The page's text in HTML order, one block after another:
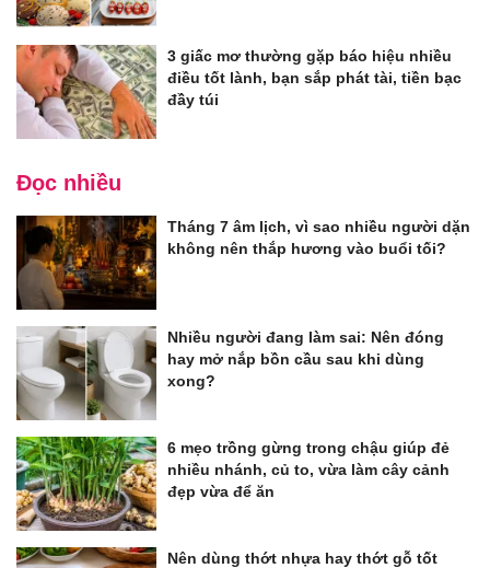
3 giấc mơ thường gặp báo hiệu nhiều
điều tốt lành, bạn sắp phát tài, tiền bạc
đầy túi
Đọc nhiều
Tháng 7 âm lịch, vì sao nhiều người dặn
không nên thắp hương vào buổi tối?
Nhiều người đang làm sai: Nên đóng
hay mở nắp bồn cầu sau khi dùng
xong?
6 mẹo trồng gừng trong chậu giúp đẻ
nhiều nhánh, củ to, vừa làm cây cảnh
đẹp vừa để ăn
Nên dùng thớt nhựa hay thớt gỗ tốt